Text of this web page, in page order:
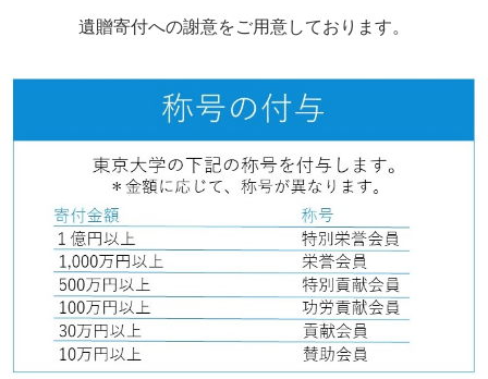
遺贈寄付への謝意をご用意しております。​